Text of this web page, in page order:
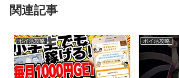
関連記事
ポイ活攻略 ポイ活攻略